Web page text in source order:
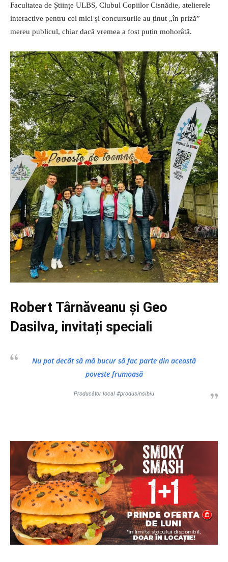
Facultatea de Științe ULBS, Clubul Copiilor Cisnădie, atelierele
interactive pentru cei mici și concursurile au ținut „în priză”
mereu publicul, chiar dacă vremea a fost puțin mohorâtă.
Robert Târnăveanu și Geo
Dasilva, invitați speciali
Nu pot decât să mă bucur să fac parte din această
poveste frumoasă
Producător local #produsinsibiu